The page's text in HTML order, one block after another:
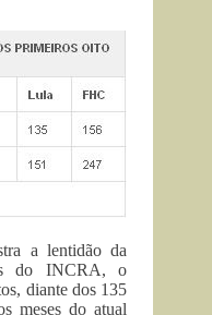
a lentidão da
do INCRA, o
diante dos 135
meses do atual